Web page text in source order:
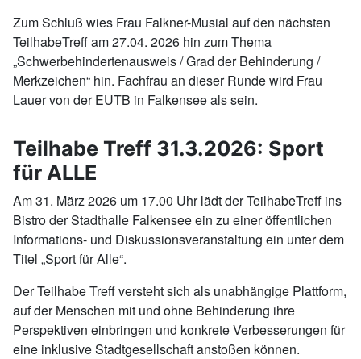
Zum Schluß wies Frau Falkner-Musial auf den nächsten
TeilhabeTreff am 27.04. 2026 hin zum Thema
„Schwerbehindertenausweis / Grad der Behinderung /
Merkzeichen“ hin. Fachfrau an dieser Runde wird Frau
Lauer von der EUTB in Falkensee als sein.
Teilhabe Treff 31.3.2026: Sport
für ALLE
Am 31. März 2026 um 17.00 Uhr lädt der TeilhabeTreff ins
Bistro der Stadthalle Falkensee ein zu einer öffentlichen
Informations- und Diskussionsveranstaltung ein unter dem
Titel „Sport für Alle“.
Der Teilhabe Treff versteht sich als unabhängige Plattform,
auf der Menschen mit und ohne Behinderung ihre
Perspektiven einbringen und konkrete Verbesserungen für
eine inklusive Stadtgesellschaft anstoßen können.